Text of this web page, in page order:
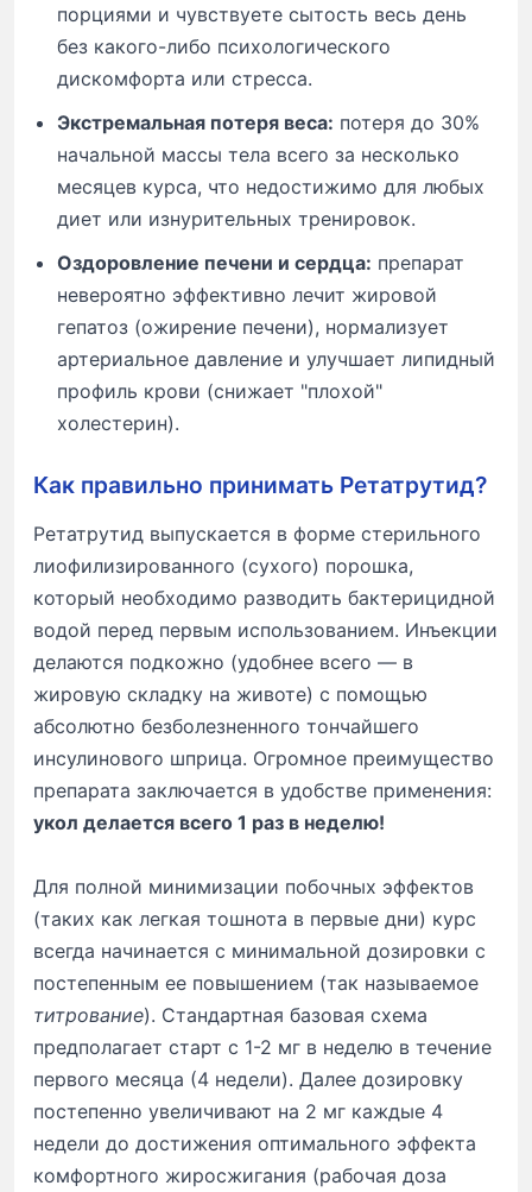
порциями и чувствуете сытость весь день
без какого-либо психологического
дискомфорта или стресса.
Экстремальная потеря веса: потеря до 30%
начальной массы тела всего за несколько
месяцев курса, что недостижимо для любых
диет или изнурительных тренировок.
Оздоровление печени и сердца: препарат
невероятно эффективно лечит жировой
гепатоз (ожирение печени), нормализует
артериальное давление и улучшает липидный
профиль крови (снижает "плохой"
холестерин).
Как правильно принимать Ретатрутид?
Ретатрутид выпускается в форме стерильного
лиофилизированного (сухого) порошка,
который необходимо разводить бактерицидной
водой перед первым использованием. Инъекции
делаются подкожно (удобнее всего — в
жировую складку на животе) с помощью
абсолютно безболезненного тончайшего
инсулинового шприца. Огромное преимущество
препарата заключается в удобстве применения:
укол делается всего 1 раз в неделю!
Для полной минимизации побочных эффектов
(таких как легкая тошнота в первые дни) курс
всегда начинается с минимальной дозировки с
постепенным ее повышением (так называемое
титрование). Стандартная базовая схема
предполагает старт с 1-2 мг в неделю в течение
первого месяца (4 недели). Далее дозировку
постепенно увеличивают на 2 мг каждые 4
недели до достижения оптимального эффекта
комфортного жиросжигания (рабочая доза